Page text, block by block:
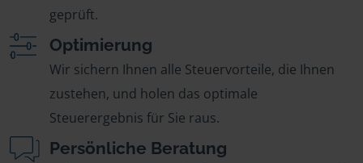
geprüft.
Optimierung
Wir sichern Ihnen alle Steuervorteile, die Ihnen
zustehen, und holen das optimale
Steuerergebnis für Sie raus.
Persönliche Beratung